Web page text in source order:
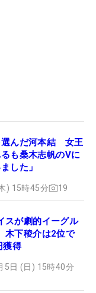
選んだ河本結 女王
も桑木志帆のVに
した」
) 15時45分 19
スが劇的イーグル
下稜介は2位で
獲得
5日 (日) 15時40分